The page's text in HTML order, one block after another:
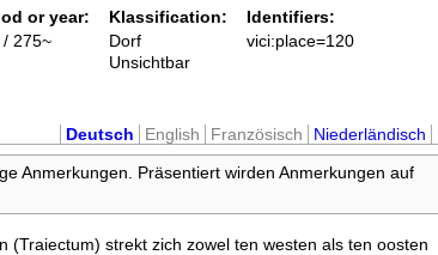
or year:
/ 275~
Klassification:
Dorf
Unsichtbar
Identifiers:
vici:place=120
Deutsch English Französisch
Niederländisch
Anmerkungen. Präsentiert wirden Anmerkungen auf
(Traiectum) strekt zich zowel ten westen als ten oosten